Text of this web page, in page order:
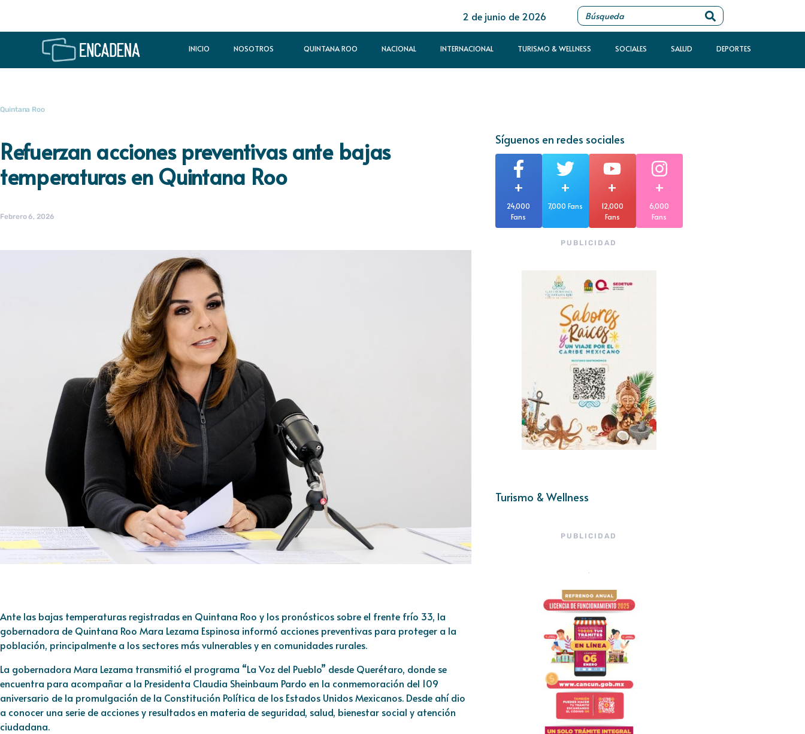
2 de junio de 2026
INICIO NOSOTROS QUINTANA ROO NACIONAL INTERNACIONAL TURISMO & WELLNESS SOCIALES SALUD DEPORTES
Quintana Roo
Refuerzan acciones preventivas ante bajas
temperaturas en Quintana Roo
Febrero 6, 2026
Ante las bajas temperaturas registradas en Quintana Roo y los pronósticos sobre el frente frío 33, la
gobernadora de Quintana Roo Mara Lezama Espinosa informó acciones preventivas para proteger a la
población, principalmente a los sectores más vulnerables y en comunidades rurales.
La gobernadora Mara Lezama transmitió el programa “La Voz del Pueblo” desde Querétaro, donde se
encuentra para acompañar a la Presidenta Claudia Sheinbaum Pardo en la conmemoración del 109
aniversario de la promulgación de la Constitución Política de los Estados Unidos Mexicanos. Desde ahí dio
a conocer una serie de acciones y resultados en materia de seguridad, salud, bienestar social y atención
ciudadana.
Síguenos en redes sociales
+
24,000
Fans
+
7,000 Fans
+
12,000
Fans
+
6,000
Fans
PUBLICIDAD
Turismo & Wellness
PUBLICIDAD